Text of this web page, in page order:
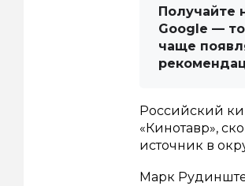
Получайте
Google —
чаще
Российский
«Кинотавр»,
источник в
Марк